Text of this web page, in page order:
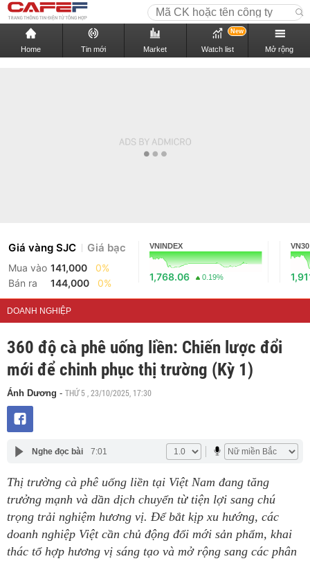
Home Tin mới Market Watch list
New
Mở rộng
Giá vàng SJC Giá bạc
Mua vào 141,000
0%
Bán ra
144,000 0%
VNINDEX
1,768.06 0.19%
VN30
DOANH NGHIỆP
360 độ cà phê uống liền: Chiến lược đổi
mới để chinh phục thị trường (Kỳ 1)
Ánh Dương - THỨ 5 , 23/10/2025, 17:30
Nghe đọc bài 7:01
Thị trường cà phê uống liền tại Việt Nam đang tăng
trưởng mạnh và dần dịch chuyển từ tiện lợi sang chú
trọng trải nghiệm hương vị. Để bắt kịp xu hướng, các
doanh nghiệp Việt cần chủ động đổi mới sản phẩm, khai
thác tổ hợp hương vị sáng tạo và mở rộng sang các phân